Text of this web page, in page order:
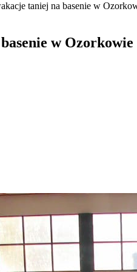
taniej na basenie w
w Ozorkowie